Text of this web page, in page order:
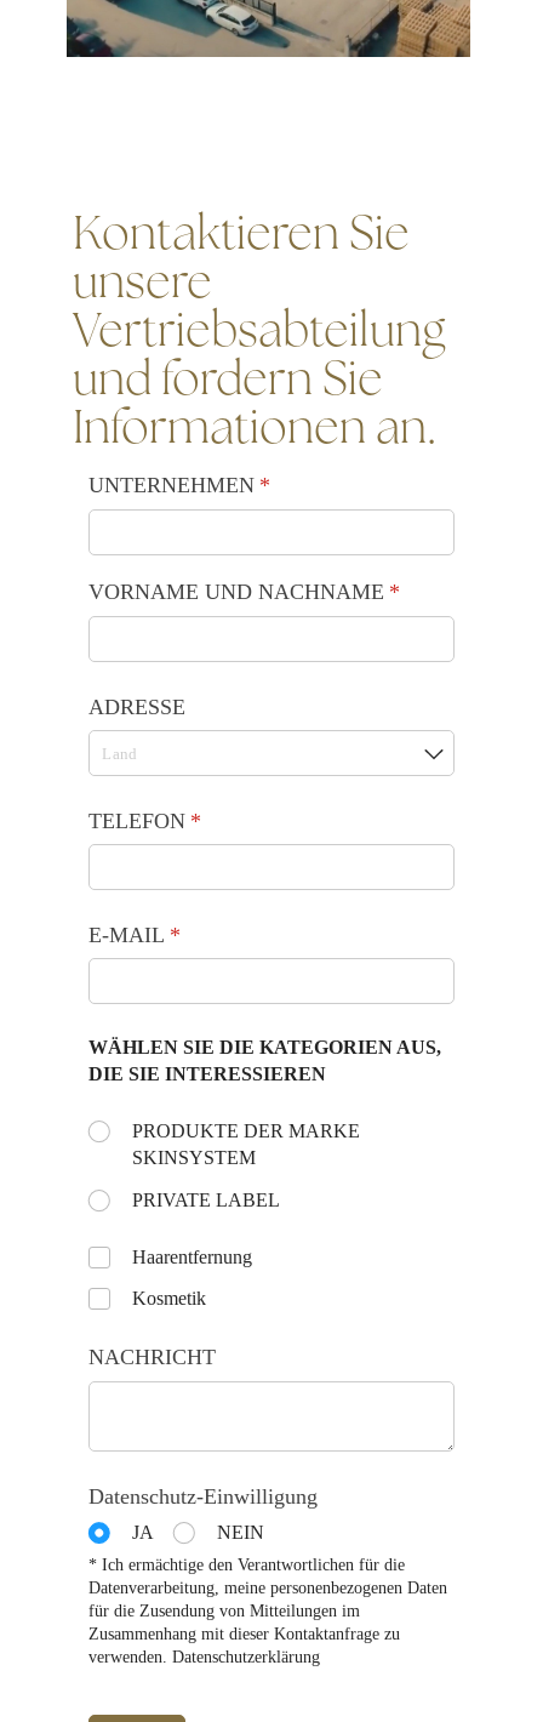
Kontaktieren Sie
unsere
Vertriebsabteilung
und fordern Sie
Informationen an.
UNTERNEHMEN *
(is vereist)
VORNAME UND NACHNAME *
(is vereist)
ADRESSE
TELEFON *
(is vereist)
E-MAIL *
(is vereist)
WÄHLEN SIE DIE KATEGORIEN AUS,
DIE SIE INTERESSIEREN
Choose the day:*
(is vereist)
PRODUKTE DER MARKE
SKINSYSTEM
PRIVATE LABEL
UntitledHaarentfernung
Kosmetik
NACHRICHT
Datenschutz-Einwilligung
JA NEIN
* Ich ermächtige den Verantwortlichen für die
Datenverarbeitung, meine personenbezogenen Daten
für die Zusendung von Mitteilungen im
Zusammenhang mit dieser Kontaktanfrage zu
verwenden. Datenschutzerklärung